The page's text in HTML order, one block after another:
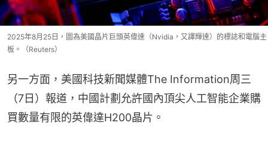
2025年8月25日，圖為美國晶片巨頭英偉達（Nvidia，又譯輝達）的標誌和電腦主
板。（Reuters）
另一方面，美國科技新聞媒體The Information周三
（7日）報道，中國計劃允許國內頂尖人工智能企業購
買數量有限的英偉達H200晶片。